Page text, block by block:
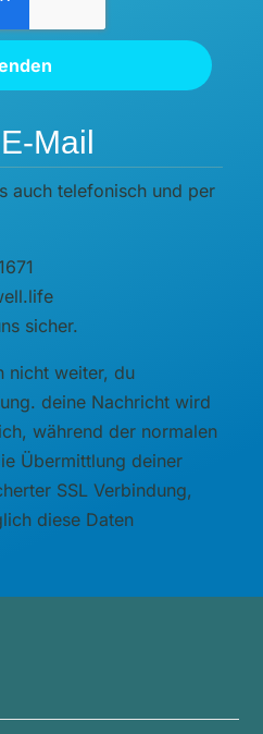
Mail
auch telefonisch und per
sicher.
nicht weiter, du
deine Nachricht wird
während der normalen
Übermittlung deiner
SSL Verbindung,
diese Daten